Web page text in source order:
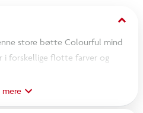
keyboard_arrow_down
store bøtte Colourful mind
i forskellige flotte farver og